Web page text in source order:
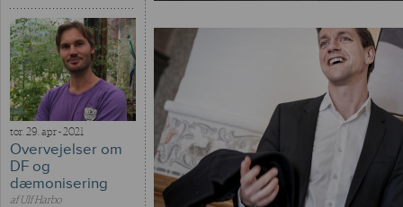
tor. 29. apr - 2021
Overvejelser om
DF og
dæmonisering
afUlf Harbo